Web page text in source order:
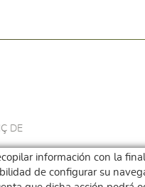
DE
información con la
de configurar su